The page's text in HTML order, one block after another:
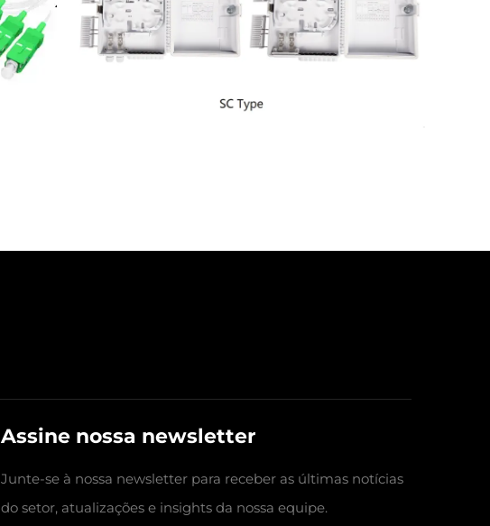
Assine nossa newsletter
Junte-se à nossa newsletter para receber as últimas notícias
do setor, atualizações e insights da nossa equipe.